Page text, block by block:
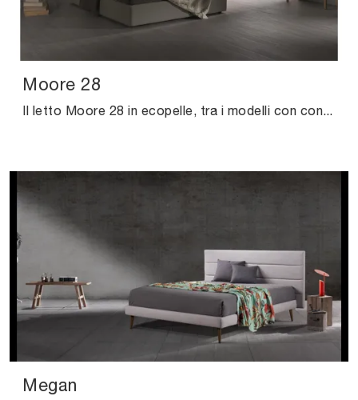
Moore 28
Il letto Moore 28 in ecopelle, tra i modelli con contenitore matrimoniali moderni di Excò, è ideale per assicurarti il riposo migliore.
Megan